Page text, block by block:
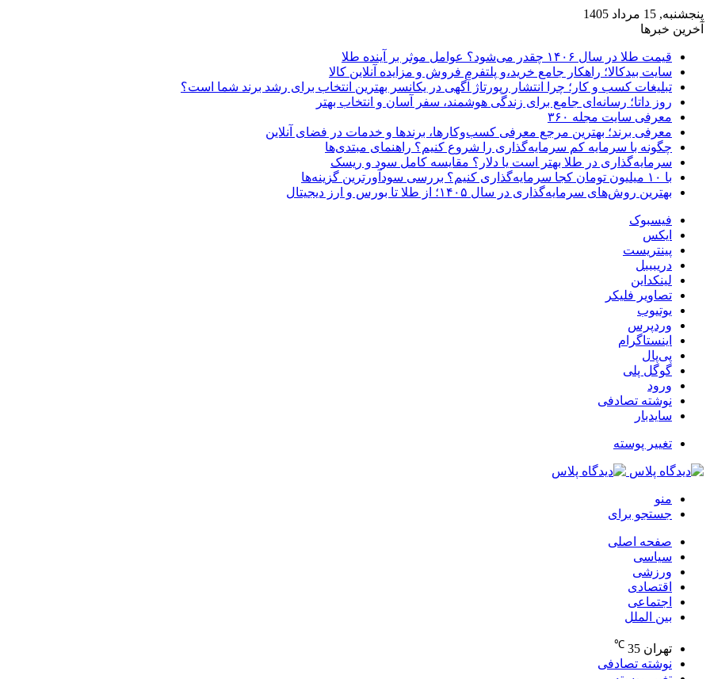
پنجشنبه, 15 مرداد 1405
آخرین خبرها
قیمت طلا در سال ۱۴۰۶ چقدر می‌شود؟ عوامل موثر بر آینده طلا
سایت بیدکالا؛ راهکار جامع خرید،و پلتفرم فروش و مزایده آنلاین کالا
تبلیغات کسب و کار؛ چرا انتشار رپورتاژ آگهی در یکانسر بهترین انتخاب برای رشد برند شما است؟
روز داتا؛ رسانه‌ای جامع برای زندگی هوشمند، سفر آسان و انتخاب بهتر
معرفی سایت مجله ۳۶۰
معرفی برند؛ بهترین مرجع معرفی کسب‌وکارها، برندها و خدمات در فضای آنلاین
چگونه با سرمایه کم سرمایه‌گذاری را شروع کنیم؟ راهنمای مبتدی‌ها
سرمایه‌گذاری در طلا بهتر است یا دلار؟ مقایسه کامل سود و ریسک
با ۱۰ میلیون تومان کجا سرمایه‌گذاری کنیم؟ بررسی سودآورترین گزینه‌ها
بهترین روش‌های سرمایه‌گذاری در سال ۱۴۰۵؛ از طلا تا بورس و ارز دیجیتال
فیسبوک
ایکس
پینتریست
دریبببل
لینکداین
تصاویر فلیکر
یوتیوب
وردپرس
اینستاگرام
پی‌پال
گوگل پلی
ورود
نوشته تصادفی
سایدبار
تغییر پوسته
منو
جستجو برای
صفحه اصلی
سیاسی
ورزشی
اقتصادی
اجتماعی
بین الملل
تهران 35
℃
نوشته تصادفی